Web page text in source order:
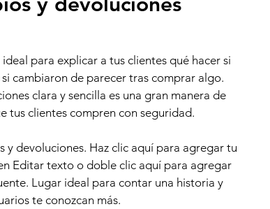
para explicar a tus clientes qué hacer si
cambiaron de parecer tras comprar algo.
clara y sencilla es una gran manera de
tus clientes compren con seguridad.
devoluciones. Haz clic aquí para agregar tu
Editar texto o doble clic aquí para agregar
Lugar ideal para contar una historia y
te conozcan más.